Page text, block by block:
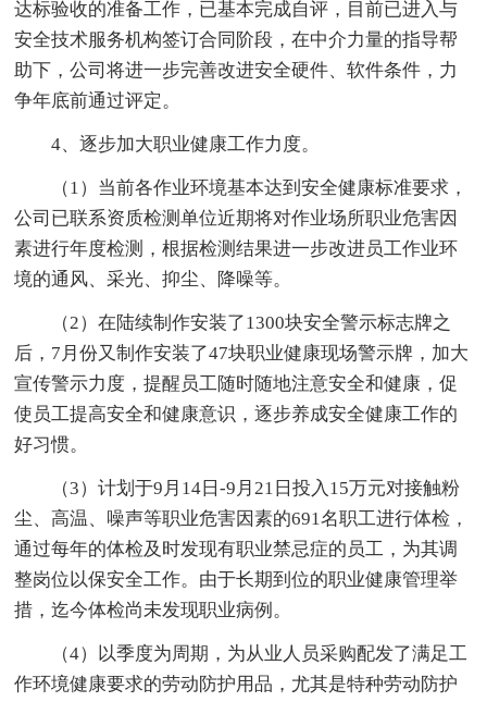
达标验收的准备工作，已基本完成自评，目前已进入与
安全技术服务机构签订合同阶段，在中介力量的指导帮
助下，公司将进一步完善改进安全硬件、软件条件，力
争年底前通过评定。
4、逐步加大职业健康工作力度。
（1）当前各作业环境基本达到安全健康标准要求，
公司已联系资质检测单位近期将对作业场所职业危害因
素进行年度检测，根据检测结果进一步改进员工作业环
境的通风、采光、抑尘、降噪等。
（2）在陆续制作安装了1300块安全警示标志牌之
后，7月份又制作安装了47块职业健康现场警示牌，加大
宣传警示力度，提醒员工随时随地注意安全和健康，促
使员工提高安全和健康意识，逐步养成安全健康工作的
好习惯。
（3）计划于9月14日-9月21日投入15万元对接触粉
尘、高温、噪声等职业危害因素的691名职工进行体检，
通过每年的体检及时发现有职业禁忌症的员工，为其调
整岗位以保安全工作。由于长期到位的职业健康管理举
措，迄今体检尚未发现职业病例。
（4）以季度为周期，为从业人员采购配发了满足工
作环境健康要求的劳动防护用品，尤其是特种劳动防护